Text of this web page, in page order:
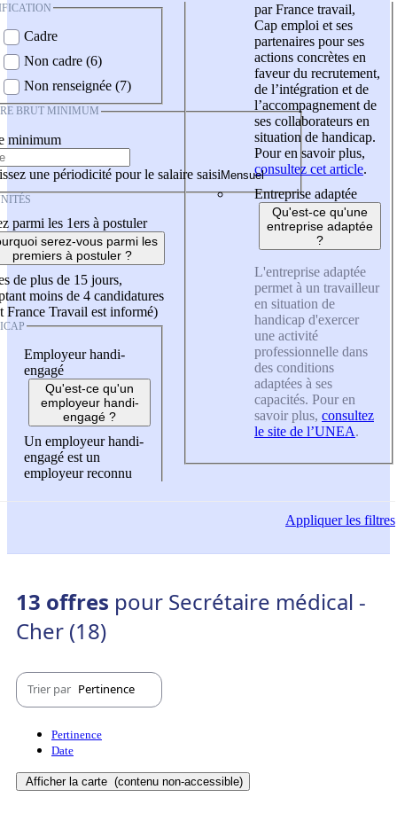
Cadre
Non cadre (6)
Non renseignée (7)
BRUT MINIMUM
minimum
une périodicité pour le salaire saisi
parmi les 1ers à postuler
serez-vous parmi les
premiers à postuler ?
de plus de 15 jours,
moins de 4 candidatures
France Travail est informé)
Employeur handi-
engagé
Qu'est-ce qu'un
employeur handi-
engagé ?
Un employeur handi-
engagé est un
employeur reconnu
par France travail,
Cap emploi et ses
partenaires pour ses
actions concrètes en
faveur du recrutement,
de l’intégration et de
l’accompagnement de
ses collaborateurs en
situation de handicap.
Pour en savoir plus,
consultez cet article.
Entreprise adaptée
Qu'est-ce qu'une
entreprise adaptée
?
L'entreprise adaptée
permet à un travailleur
en situation de
handicap d'exercer
une activité
professionnelle dans
des conditions
adaptées à ses
capacités. Pour en
savoir plus, consultez
le site de l’UNEA.
Appliquerles filtres
13 offres pour Secrétaire médical -
Cher (18)
Trier par Pertinence
Pertinence
Date
Afficher la carte (contenu non-accessible)